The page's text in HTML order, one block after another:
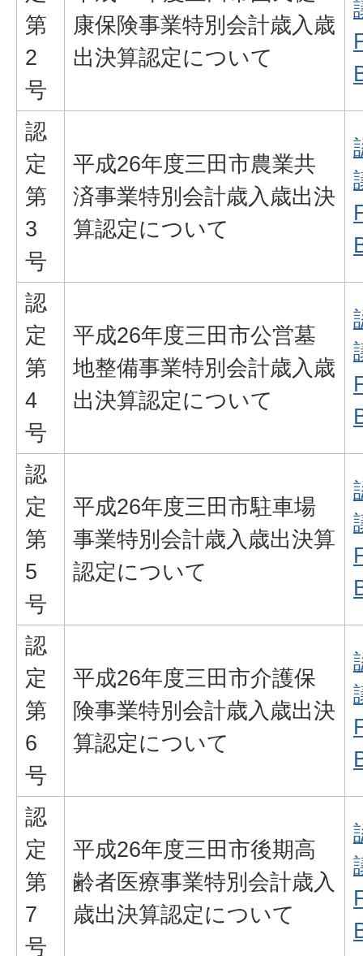
第
2
号
康保険事業特別会計歳入歳
出決算認定について
認
定
第
3
号
平成26年度三田市農業共
済事業特別会計歳入歳出決
算認定について
認
定
第
4
号
平成26年度三田市公営墓
地整備事業特別会計歳入歳
出決算認定について
認
定
第
5
号
平成26年度三田市駐車場
事業特別会計歳入歳出決算
認定について
認
定
第
6
号
平成26年度三田市介護保
険事業特別会計歳入歳出決
算認定について
認
定
第
7
号
平成26年度三田市後期高
齢者医療事業特別会計歳入
歳出決算認定について